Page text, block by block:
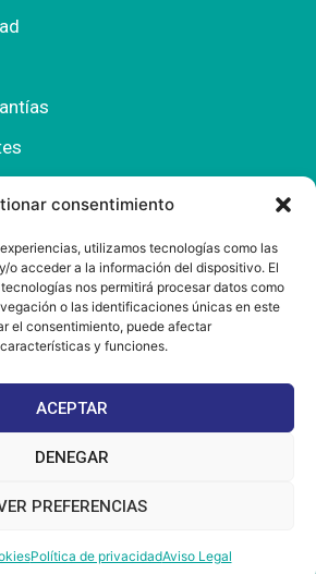
consentimiento
utilizamos tecnologías como las
o acceder a la información del dispositivo. El
nos permitirá procesar datos como
o las identificaciones únicas en este
el consentimiento, puede afectar
y funciones.
ACEPTAR
DENEGAR
PREFERENCIAS
Política de privacidadAviso Legal
Urbisur (Cita previa) 11130